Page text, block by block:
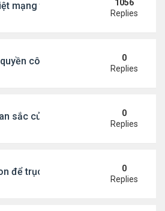
mạng trong cuộc tấn công phối
1056
Replies
công dân theo nơi sinh, mở
0
Replies
sắc của Thẩm Thuý Hằng0
Replies
để trục lợi bảo hiểm
0
Replies